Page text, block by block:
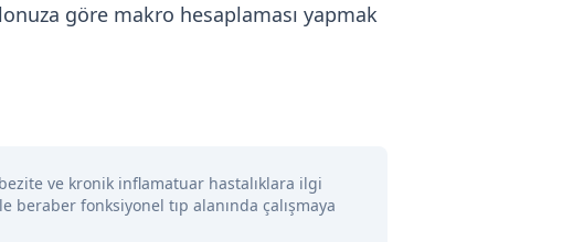
göre makro hesaplaması yapmak
ve kronik inflamatuar hastalıklara ilgi
beraber fonksiyonel tıp alanında çalışmaya